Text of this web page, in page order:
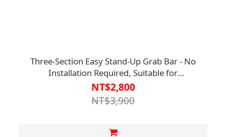
Three-Section Easy Stand-Up Grab Bar - No
Installation Required, Suitable for
Entrances/Sofas/Toilets【A1SP2902】
NT$2,800
NT$3,900